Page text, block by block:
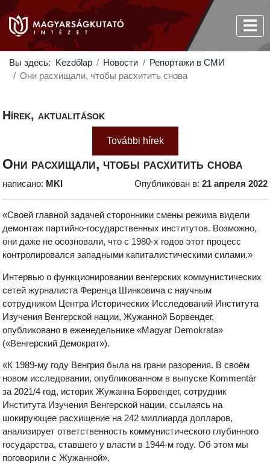
Вы здесь: Kezdőlap Новости
Репортажи в СМИ
Они расхищали, чтобы расхитить снова
Hírek, aktualitások
További hírek
Они расхищали, чтобы расхитить снова
написано: MKI Опубликован в: 21 апреля 2022
«Своей главной задачей сторонники смены режима видели
демонтаж партийно-государственных институтов. Возможно,
они даже не осозновали, что с 1980-х годов этот процесс
контролировался западными капиталистическими силами.»
Интервью о функционировании венгерских коммунистических
сетей журналиста Ференца Шинковича с научным
сотрудником Центра Исторических Исследований Института
Изучения Венгерской нации, Жужанной Борвендег,
опубликовано в еженедельнике «Magyar Demokrata»
(«Венгерский Демократ»).
«К 1989-му году Венгрия была на грани разорения. В своём
новом исследовании, опубликованном в выпуске Kommentár
за 2021/4 год, историк Жужанна Борвендег, сотрудник
Института Изучения Венгерской нации, ссылаясь на
шокирующее расхищение на 242 миллиарда долларов,
анализирует ответственность коммунистического глубинного
государства, ставшего у власти в 1944-м году. Об этом мы
поговорили с Жужанной».